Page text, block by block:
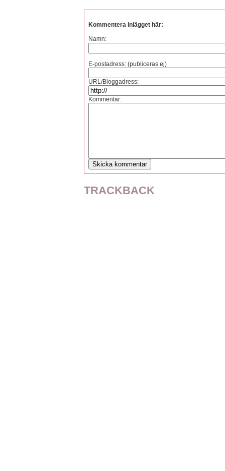
Kommentera inlägget här:
Namn:
E-postadress: (publiceras ej)
URL/Bloggadress:
Kommentar:
TRACKBACK